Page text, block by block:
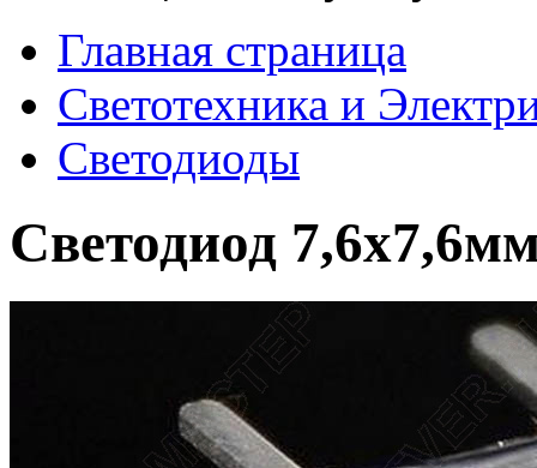
Главная страница
Светотехника и
Светодиоды
Светодиод